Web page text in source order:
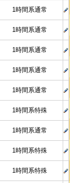
1時間系通常
1時間系通常
1時間系通常
1時間系通常
1時間系通常
1時間系特殊
1時間系通常
1時間系特殊
1時間系特殊